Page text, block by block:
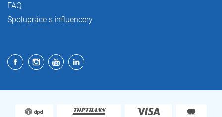
FAQ
Spolupráce s influencery